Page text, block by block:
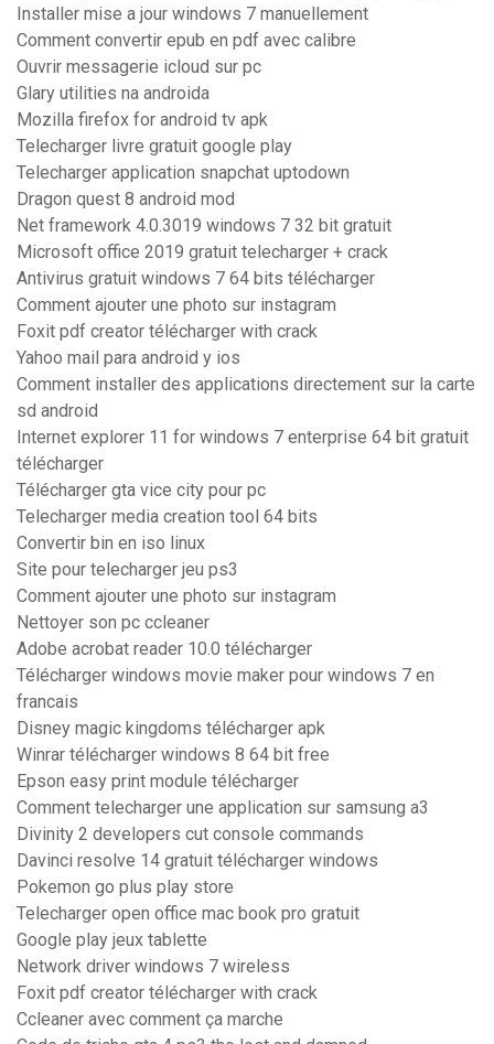
Installer mise a jour windows 7 manuellement
Comment convertir epub en pdf avec calibre
Ouvrir messagerie icloud sur pc
Glary utilities na androida
Mozilla firefox for android tv apk
Telecharger livre gratuit google play
Telecharger application snapchat uptodown
Dragon quest 8 android mod
Net framework 4.0.3019 windows 7 32 bit gratuit
Microsoft office 2019 gratuit telecharger + crack
Antivirus gratuit windows 7 64 bits télécharger
Comment ajouter une photo sur instagram
Foxit pdf creator télécharger with crack
Yahoo mail para android y ios
Comment installer des applications directement sur la carte
sd android
Internet explorer 11 for windows 7 enterprise 64 bit gratuit
télécharger
Télécharger gta vice city pour pc
Telecharger media creation tool 64 bits
Convertir bin en iso linux
Site pour telecharger jeu ps3
Comment ajouter une photo sur instagram
Nettoyer son pc ccleaner
Adobe acrobat reader 10.0 télécharger
Télécharger windows movie maker pour windows 7 en
francais
Disney magic kingdoms télécharger apk
Winrar télécharger windows 8 64 bit free
Epson easy print module télécharger
Comment telecharger une application sur samsung a3
Divinity 2 developers cut console commands
Davinci resolve 14 gratuit télécharger windows
Pokemon go plus play store
Telecharger open office mac book pro gratuit
Google play jeux tablette
Network driver windows 7 wireless
Foxit pdf creator télécharger with crack
Ccleaner avec comment ça marche